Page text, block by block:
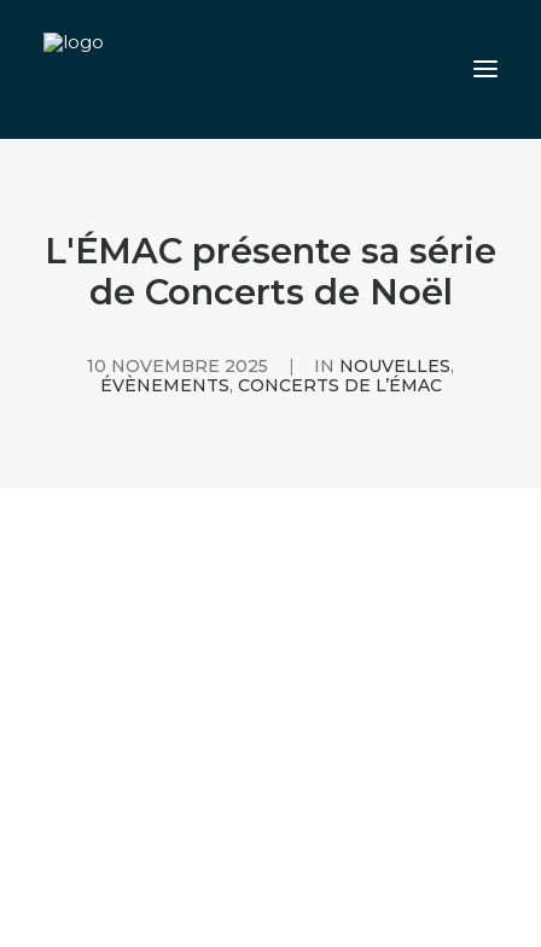
S’INSCRIRE
NOS PROFESSEURS
COMMUNAUTÉ
CARRIÈRE
L'ÉMAC présente sa série
de Concerts de Noël
10 NOVEMBRE 2025 | IN NOUVELLES,
ÉVÈNEMENTS, CONCERTS DE L’ÉMAC